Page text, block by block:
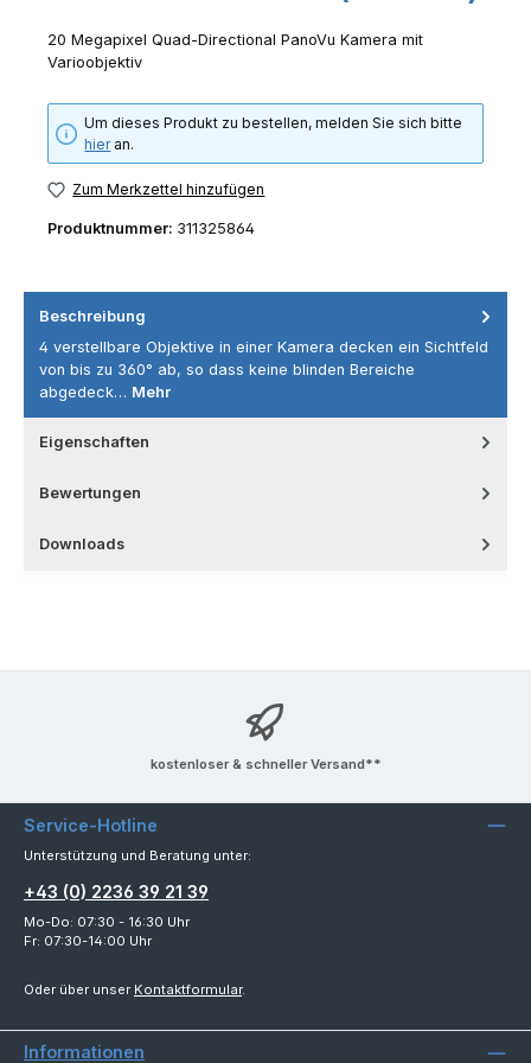
20 Megapixel Quad-Directional PanoVu Kamera mit
Varioobjektiv
Um dieses Produkt zu bestellen, melden Sie sich bitte
hieran.
Zum Merkzettel hinzufügen
Produktnummer: 311325864
Beschreibung
4 verstellbare Objektive in einer Kamera decken ein Sichtfeld
von bis zu 360° ab, so dass keine blinden Bereiche
abgedeck… Mehr
Eigenschaften
Bewertungen
Downloads
kostenloser & schneller Versand**
Service-Hotline
Unterstützung und Beratung unter:
+43 (0) 2236 39 21 39
Mo-Do: 07:30 - 16:30 Uhr
Fr: 07:30-14:00 Uhr
Oder über unser Kontaktformular.
Informationen